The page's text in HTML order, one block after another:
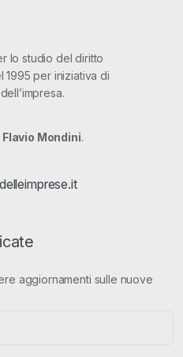
lo studio del diritto
1995 per iniziativa di
Flavio Mondini.
aggiornamenti sulle nuove